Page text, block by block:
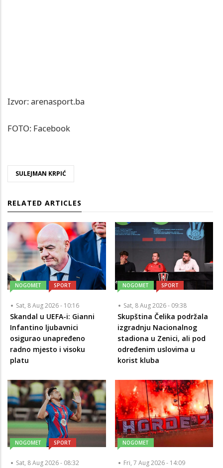
Izvor: arenasport.ba
FOTO: Facebook
SULEJMAN KRPIĆ
RELATED ARTICLES
NOGOMET SPORT
Sat, 8 Aug 2026 - 10:16
Skandal u UEFA-i: Gianni
Infantino ljubavnici
osigurao unapređeno
radno mjesto i visoku
platu
NOGOMET SPORT
Sat, 8 Aug 2026 - 09:38
Skupština Čelika podržala
izgradnju Nacionalnog
stadiona u Zenici, ali pod
određenim uslovima u
korist kluba
NOGOMET SPORT
Sat, 8 Aug 2026 - 08:32
NOGOMET
Fri, 7 Aug 2026 - 14:09